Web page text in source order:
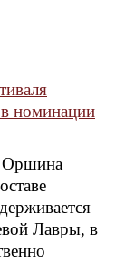
номинации
Оршина
Лавры, в